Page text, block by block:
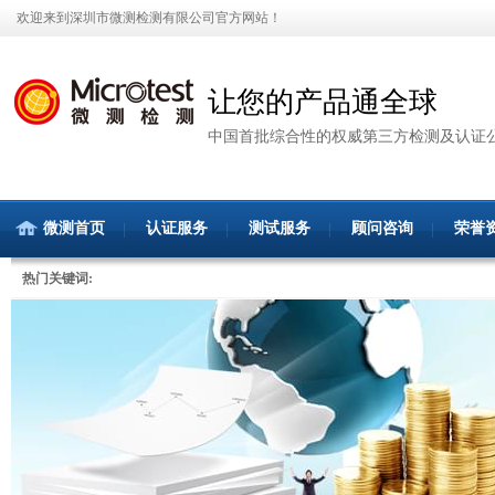
欢迎来到深圳市微测检测有限公司官方网站！
让您的产品通全球
中国首批综合性的权威第三方检测及认证
微测首页 认证服务 测试服务 顾问咨询 荣誉
热门关键词: